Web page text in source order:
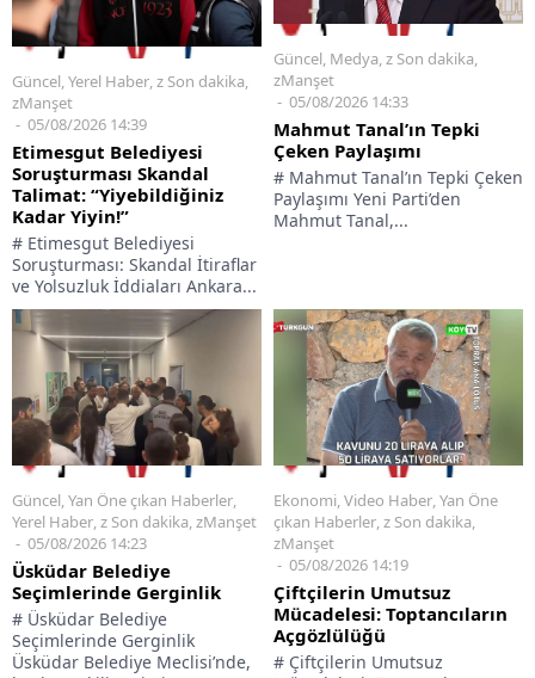
Güncel,Yerel Haber,z Son dakika,
zManşet
05/08/2026 14:39
Etimesgut Belediyesi
Soruşturması Skandal
Talimat: “Yiyebildiğiniz
Kadar Yiyin!”
# Etimesgut Belediyesi
Soruşturması: Skandal İtiraflar
ve Yolsuzluk İddiaları Ankara...
Güncel, Medya,z Son dakika,
zManşet
05/08/2026 14:33
Mahmut Tanal’ın Tepki
Çeken Paylaşımı
# Mahmut Tanal’ın Tepki Çeken
Paylaşımı Yeni Parti’den
Mahmut Tanal,...
Güncel,Yan Öne çıkan Haberler,
Yerel Haber,z Son dakika,zManşet
05/08/2026 14:23
Üsküdar Belediye
Seçimlerinde Gerginlik
# Üsküdar Belediye
Seçimlerinde Gerginlik
Üsküdar Belediye Meclisi’nde,
Ekonomi,Video Haber,Yan Öne
çıkan Haberler,z Son dakika,
zManşet
05/08/2026 14:19
Çiftçilerin Umutsuz
Mücadelesi: Toptancıların
Açgözlülüğü
# Çiftçilerin Umutsuz